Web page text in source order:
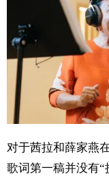
对于茜拉和薛家燕
歌词第一稿并没有